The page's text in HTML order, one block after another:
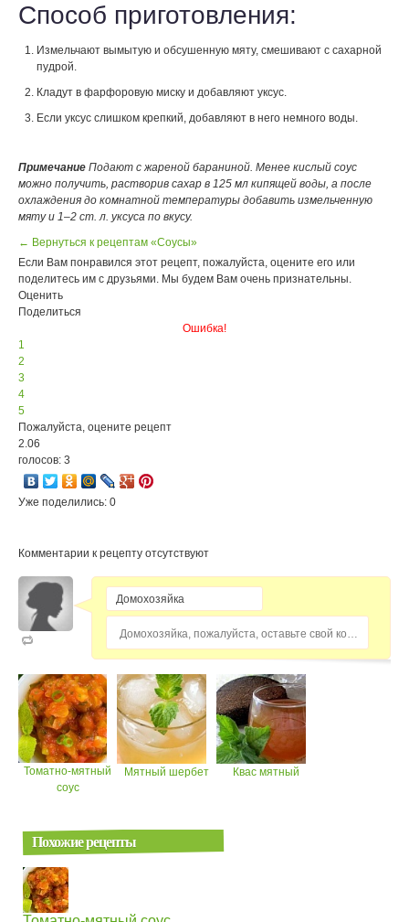
Способ приготовления:
Измельчают вымытую и обсушенную мяту, смешивают с сахарной
пудрой.
Кладут в фарфоровую миску и добавляют уксус.
Если уксус слишком крепкий, добавляют в него немного воды.
Примечание Подают с жареной бараниной. Менее кислый соус
можно получить, растворив сахар в 125 мл кипящей воды, а после
охлаждения до комнатной температуры добавить измельченную
мяту и 1–2 ст. л. уксуса по вкусу.
← Вернуться к рецептам «Соусы»
Если Вам понравился этот рецепт, пожалуйста, оцените его или
поделитесь им с друзьями. Мы будем Вам очень признательны.
Оценить
Поделиться
Ошибка!
1
2
3
4
5
Пожалуйста, оцените рецепт
2.06
голосов: 3
Уже поделились: 0
Комментарии к рецепту отсутствуют
Домохозяйка, пожалуйста, оставьте свой комментарий...
Томатно-мятный
соус
Мятный шербет Квас мятный
Похожие рецепты